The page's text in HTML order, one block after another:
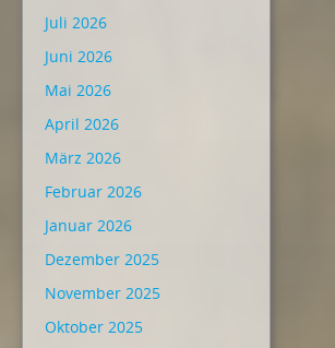
Juli 2026
Juni 2026
Mai 2026
April 2026
März 2026
Februar 2026
Januar 2026
Dezember 2025
November 2025
Oktober 2025